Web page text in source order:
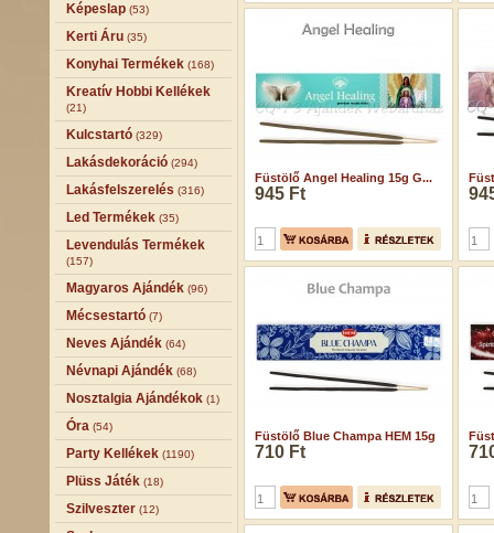
Képeslap (53)
Kerti Áru (35)
Konyhai Termékek (168)
Kreatív Hobbi Kellékek
(21)
Kulcstartó (329)
Lakásdekoráció (294)
Lakásfelszerelés (316)
Led Termékek (35)
Levendulás Termékek
(157)
Magyaros Ajándék (96)
Mécsestartó (7)
Neves Ajándék (64)
Névnapi Ajándék (68)
Nosztalgia Ajándékok (1)
Óra (54)
Party Kellékek (1190)
Plüss Játék (18)
Szilveszter (12)
Füstölő Angel Healing 15g G...
945 Ft
Füstölő Blue Champa HEM 15g
710 Ft